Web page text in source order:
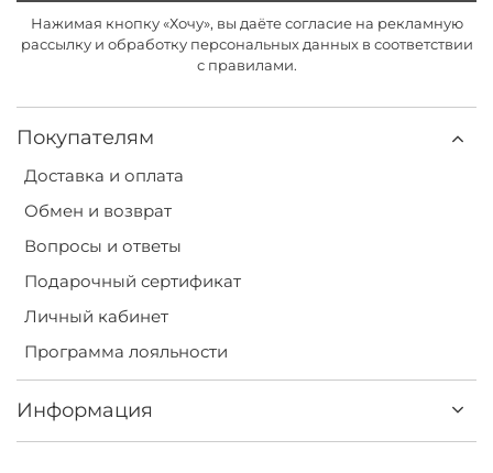
Покупателям
Доставка и оплата
Обмен и возврат
Вопросы и ответы
Подарочный сертификат
Личный кабинет
Программа лояльности
Информация
Нажимая кнопку «Хочу», вы даёте согласие на рекламную
рассылку и обработку персональных данных в соответствии
с правилами.